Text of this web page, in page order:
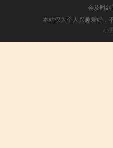
会及时
本站仅为个人兴趣爱好，
小